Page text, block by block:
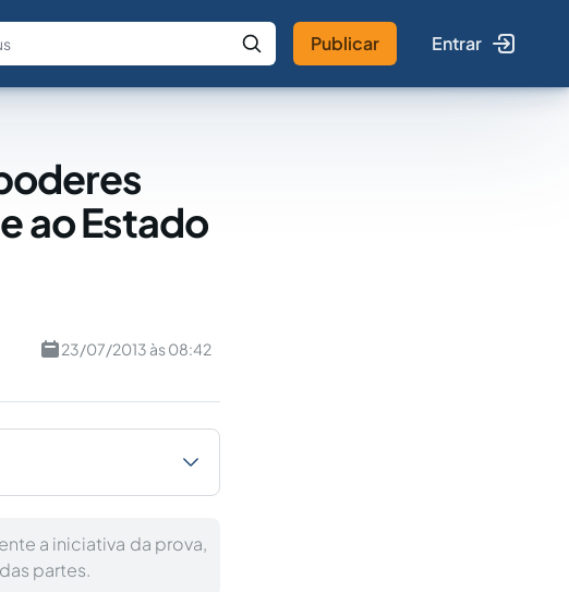
com a IA Buscar no Jus
Publicar Entrar
ao Estado
23/07/2013 às 08:42
a iniciativa da prova,
partes.